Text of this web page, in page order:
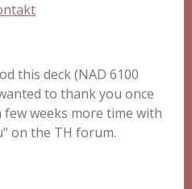
this deck (NAD 6100
to thank you once
few weeks more time with
on the TH forum.